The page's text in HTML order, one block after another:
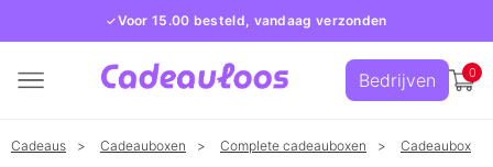
Voor 15.00 besteld, vandaag verzonden
Bedrijven 0
Cadeaus Cadeauboxen Complete cadeauboxen
Cadeaubox